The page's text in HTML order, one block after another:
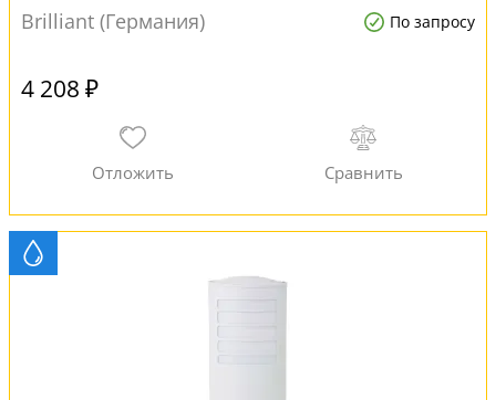
Brilliant (Германия) По запросу
4 208 ₽